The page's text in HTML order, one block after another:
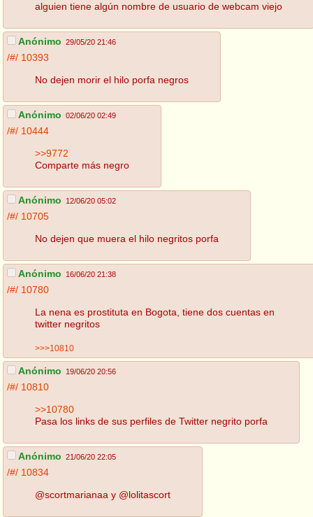
alguien tiene algún nombre de usuario de webcam viejo
Anónimo 29/05/20 21:46
/#/ 10393
No dejen morir el hilo porfa negros
Anónimo 02/06/20 02:49
/#/ 10444
>>9772
Comparte más negro
Anónimo 12/06/20 05:02
/#/ 10705
No dejen que muera el hilo negritos porfa
Anónimo 16/06/20 21:38
/#/ 10780
La nena es prostituta en Bogota, tiene dos cuentas en
twitter negritos
>>>10810
Anónimo 19/06/20 20:56
/#/ 10810
>>10780
Pasa los links de sus perfiles de Twitter negrito porfa
Anónimo 21/06/20 22:05
/#/ 10834
@scortmarianaa y @lolitascort